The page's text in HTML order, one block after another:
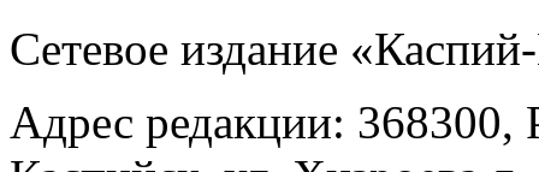
Сетевое издание
Адрес редакции: 368300,